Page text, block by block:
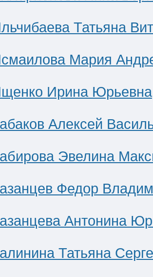
Татьяна
Мария
Ирина Юрьевна
Алексей
Эвелина
Федор
Антонина
Татьяна